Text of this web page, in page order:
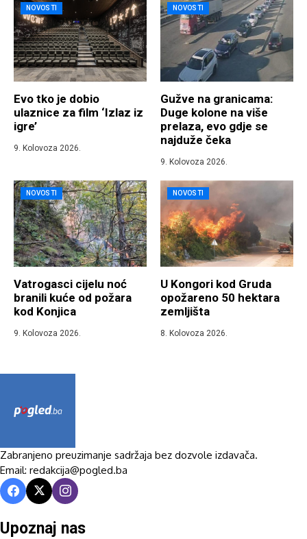
NOVOSTI
Evo tko je dobio
ulaznice za film ‘Izlaz iz
igre’
9. Kolovoza 2026.
NOVOSTI
Gužve na granicama:
Duge kolone na više
prelaza, evo gdje se
najduže čeka
9. Kolovoza 2026.
NOVOSTI
Vatrogasci cijelu noć
branili kuće od požara
kod Konjica
9. Kolovoza 2026.
NOVOSTI
U Kongori kod Gruda
opožareno 50 hektara
zemljišta
8. Kolovoza 2026.
Zabranjeno preuzimanje sadržaja bez dozvole izdavača.
Email: redakcija@pogled.ba
Upoznaj nas